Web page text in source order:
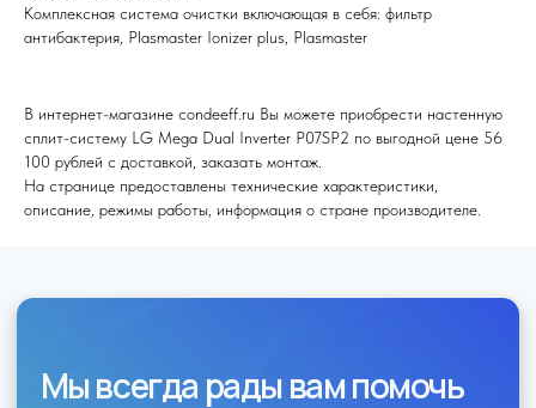
Комплексная система очистки включающая в себя: фильтр
антибактерия, Plasmaster Ionizer plus, Plasmaster
В интернет-магазине condeeff.ru Вы можете приобрести настенную
сплит-систему LG Mega Dual Inverter P07SP2 по выгодной цене 56
100 рублей с доставкой, заказать монтаж.
На странице предоставлены технические характеристики,
описание, режимы работы, информация о стране производителе.
Я согласен (на) с политикой обработки персональных данных
Отправить